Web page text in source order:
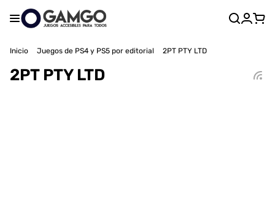
Inicio Juegos de PS4 y PS5 por editorial 2PT PTY LTD
2PT PTY LTD